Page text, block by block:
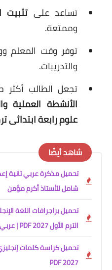
تساعد على تثبيت
وممتعة.
توفر وقت المعلم
والتدريبات.
تجعل الطالب أكثر
الأنشطة العملية
علوم رابعة ابتدائى
شاهد أيضًا
شامل للأستاذ أكرم مؤمن
تحميل براجرافات اللغة
الترم الأول 2027 PDF | عربي وإنجليزي مجانًا
تحميل كراسة كلمات
2027 PDF